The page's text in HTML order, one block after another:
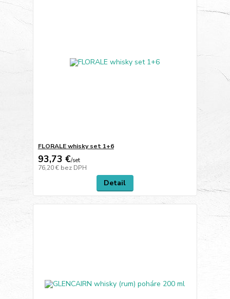
FLORALE whisky set 1+6
93,73 €/set
76,20 € bez DPH
Detail